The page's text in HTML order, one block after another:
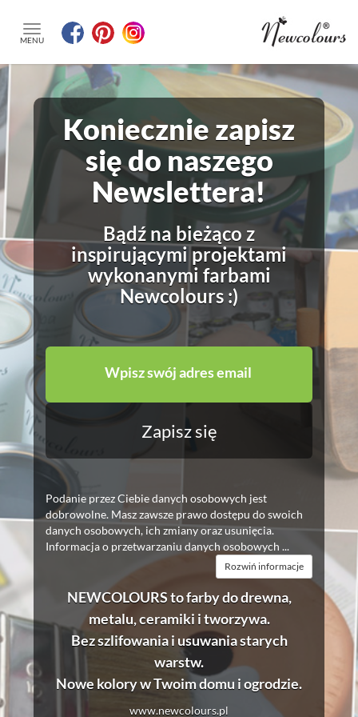
MENU
Koniecznie zapisz
się do naszego
Newslettera!
Bądź na bieżąco z
inspirującymi projektami
wykonanymi farbami
Newcolours :)
Wpisz swój adres email
Zapisz się
Podanie przez Ciebie danych osobowych jest
dobrowolne. Masz zawsze prawo dostępu do swoich
danych osobowych, ich zmiany oraz usunięcia.
Informacja o przetwarzaniu danych osobowych ...
informacje
NEWCOLOURS to farby do drewna,
metalu, ceramiki i tworzywa.
Bez szlifowania i usuwania starych
warstw.
Nowe kolory w Twoim domu i ogrodzie.
www.newcolours.pl